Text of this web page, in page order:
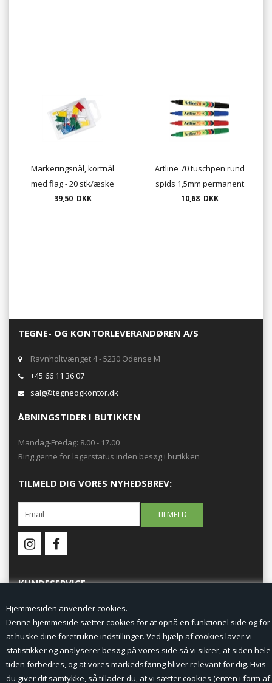
Hjemmesiden anvender cookies.
Denne hjemmeside sætter cookies for at opnå en funktionel side og for
at huske dine foretrukne indstillinger. Ved hjælp af cookies laver vi
statistikker og analyserer besøg på vores side så vi sikrer, at siden hele
tiden forbedres, og at vores markedsføring bliver relevant for dig. Hvis
du giver dit samtykke, så tillader du, at vi sætter cookies (enten i form af
Markeringsnål, kortnål
med flag - 20 stk/æske
39,50 DKK
Artline 70 tuschpen rund
spids 1,5mm permanent
marker
10,68 DKK
TEGNE- OG KONTORLEVERANDØREN A/S
Ravnholtvænget 4 - 5230 Odense M
+45 66 11 36 07
salg@tegneogkontor.dk
ÅBNINGSTIDER I BUTIKKEN
Mandag-Fredag: 8.00 - 17.00
Ring gerne for lagerstatus inden besøg i butikken
TILMELD DIG VORES NYHEDSBREV:
KUNDESERVICE
Forside
Min Konto
Nyheder